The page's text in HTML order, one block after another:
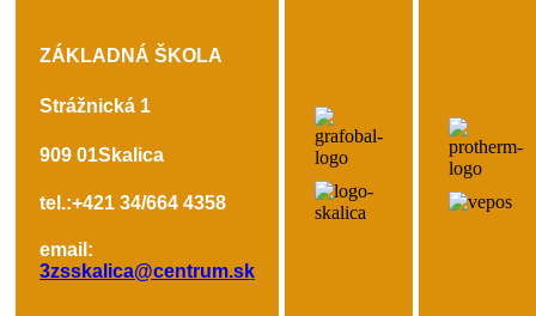
ZÁKLADNÁ ŠKOLA
Strážnická 1
909 01Skalica
tel.:+421 34/664 4358
email:
3zsskalica@centrum.sk